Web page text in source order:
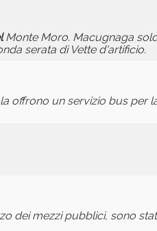
Monte Moro. Macugnaga
serata di Vette d'artificio.
offrono un servizio bus per
dei mezzi pubblici, sono